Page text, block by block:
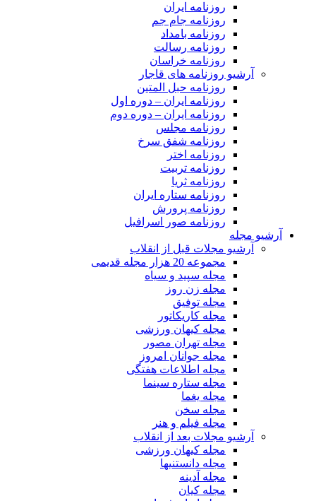
روزنامه ایران
روزنامه جام جم
روزنامه بامداد
روزنامه رسالت
روزنامه خراسان
آرشیو روزنامه های قاجار
روزنامه حبل المتین
روزنامه ایران – دوره اول
روزنامه ایران – دوره دوم
روزنامه مجلس
روزنامه شفق سرخ
روزنامه اختر
روزنامه تربیت
روزنامه ثریا
روزنامه ستاره ایران
روزنامه پرورش
روزنامه صور اسرافیل
آرشیو مجله
آرشیو مجلات قبل از انقلاب
مجموعه 20 هزار مجله قدیمی
مجله سپید و سیاه
مجله زن روز
مجله توفیق
مجله کاریکاتور
مجله کیهان ورزشی
مجله تهران مصور
مجله جوانان امروز
مجله اطلاعات هفتگی
مجله ستاره سینما
مجله یغما
مجله سخن
مجله فیلم و هنر
آرشیو مجلات بعد از انقلاب
مجله کیهان ورزشی
مجله دانستنیها
مجله آدینه
مجله کیان